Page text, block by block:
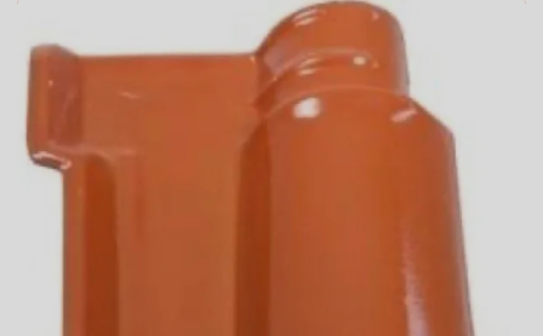
Preço da telha americana branca esmaltada
Preço da telha americana esmaltada
Preço de telhas americana